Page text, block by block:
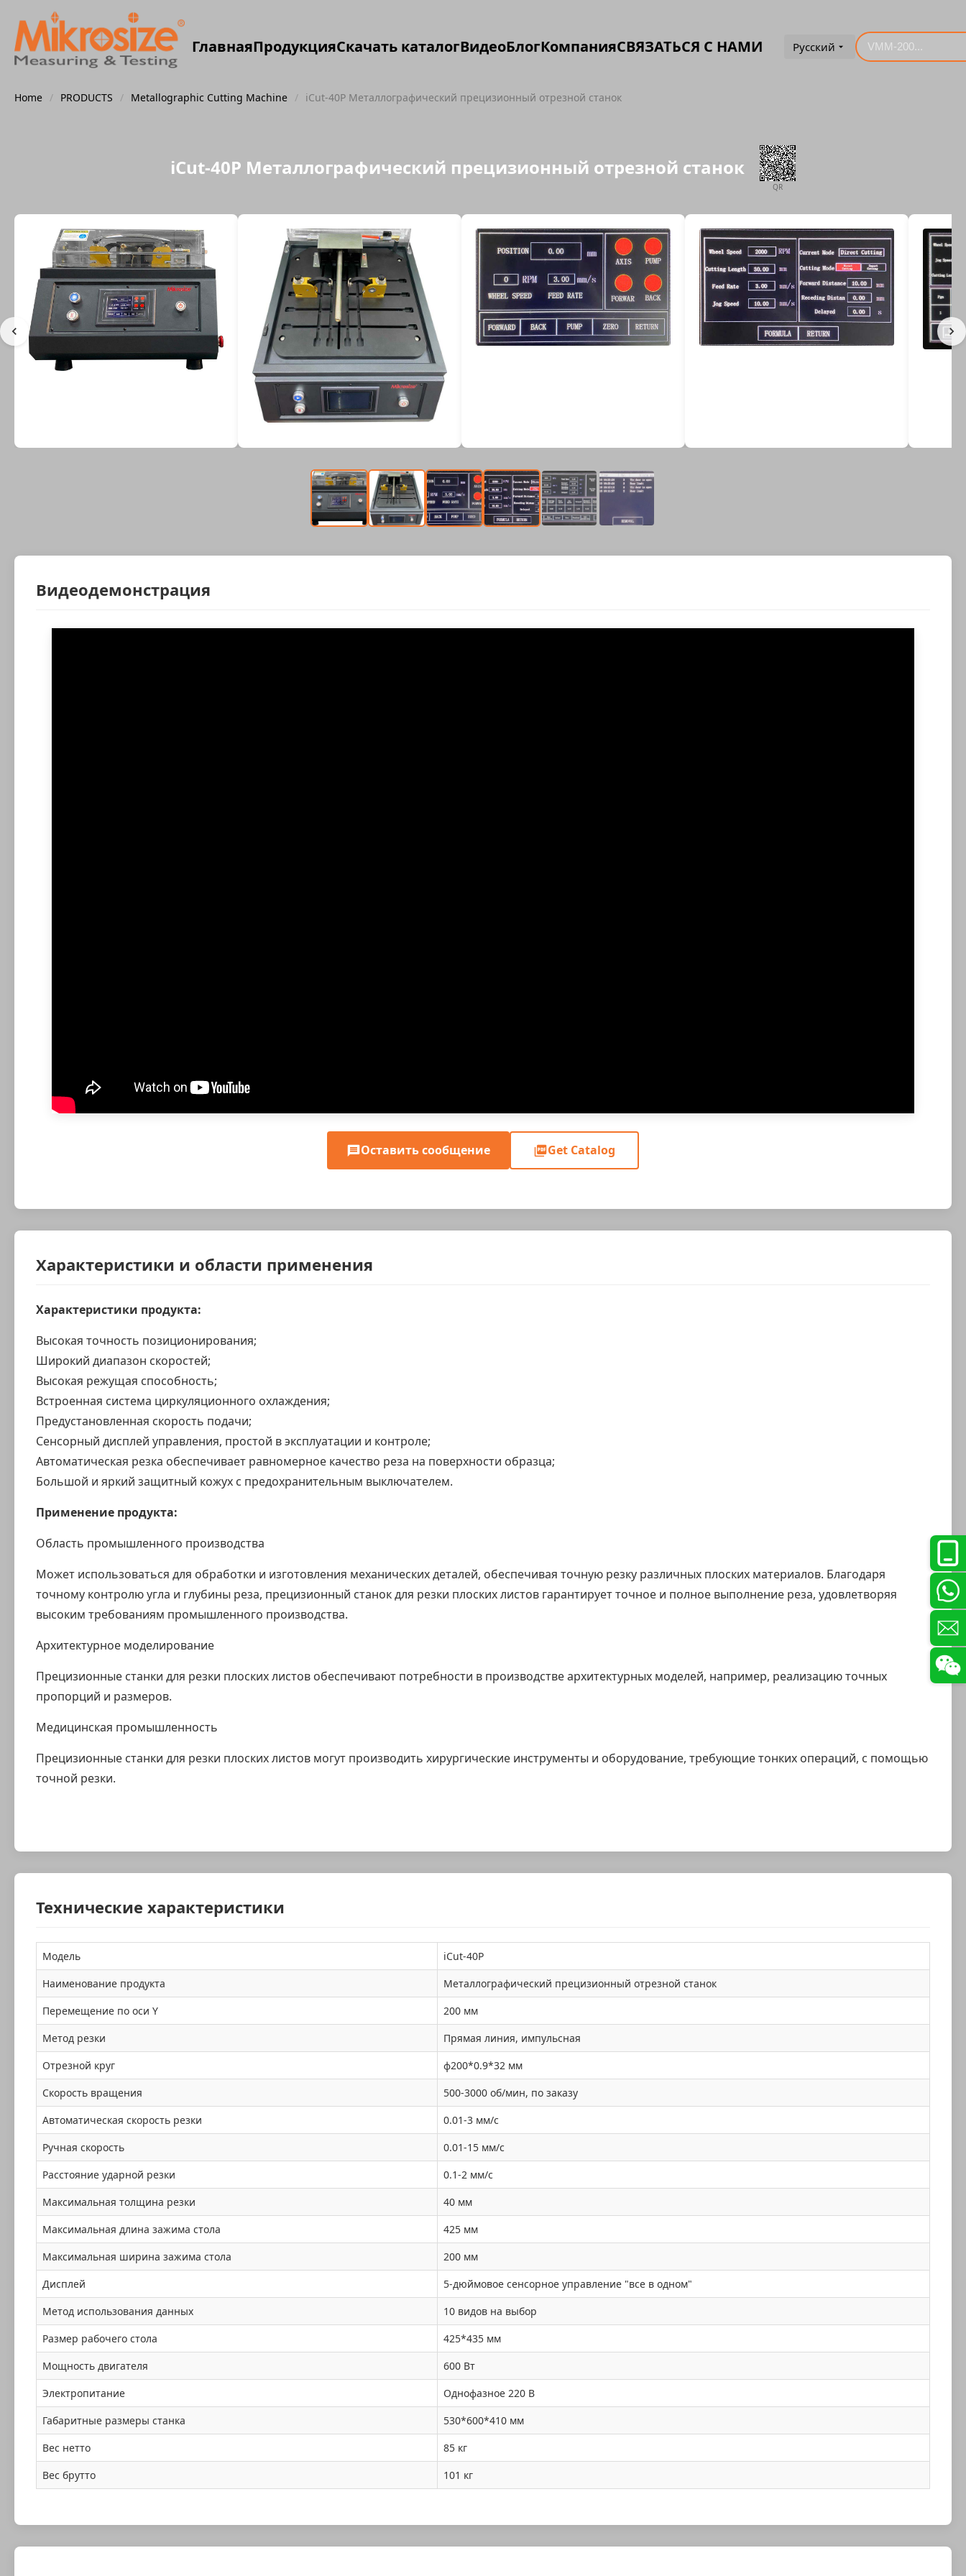
ГлавнаяПродукцияСкачать каталогВидеоБлогКомпанияСВЯЗАТЬСЯ С НАМИ Русский
Home / PRODUCTS / Metallographic Cutting Machine / iCut-40P Металлографический прецизионный отрезной станок
iCut-40P Металлографический прецизионный отрезной станок
QR
Видеодемонстрация
Оставить сообщение Get Catalog
Характеристики и области применения
Характеристики продукта:
Высокая точность позиционирования;
Широкий диапазон скоростей;
Высокая режущая способность;
Встроенная система циркуляционного охлаждения;
Предустановленная скорость подачи;
Сенсорный дисплей управления, простой в эксплуатации и контроле;
Автоматическая резка обеспечивает равномерное качество реза на поверхности образца;
Большой и яркий защитный кожух с предохранительным выключателем.
Применение продукта:
Область промышленного производства
Может использоваться для обработки и изготовления механических деталей, обеспечивая точную резку различных плоских материалов. Благодаря
точному контролю угла и глубины реза, прецизионный станок для резки плоских листов гарантирует точное и полное выполнение реза, удовлетворяя
высоким требованиям промышленного производства.
Архитектурное моделирование
Прецизионные станки для резки плоских листов обеспечивают потребности в производстве архитектурных моделей, например, реализацию точных
пропорций и размеров.
Медицинская промышленность
Прецизионные станки для резки плоских листов могут производить хирургические инструменты и оборудование, требующие тонких операций, с помощью
точной резки.
Технические характеристики
Модель
iCut-40P
Наименование продукта
Металлографический прецизионный отрезной станок
Перемещение по оси Y
200 мм
Метод резки
Прямая линия, импульсная
Отрезной круг
ф200*0.9*32 мм
Скорость вращения
500-3000 об/мин, по заказу
Автоматическая скорость резки
0.01-3 мм/с
Ручная скорость
0.01-15 мм/с
Расстояние ударной резки
0.1-2 мм/с
Максимальная толщина резки
40 мм
Максимальная длина зажима стола
425 мм
Максимальная ширина зажима стола
200 мм
Дисплей
5-дюймовое сенсорное управление "все в одном"
Метод использования данных
10 видов на выбор
Размер рабочего стола
425*435 мм
Мощность двигателя
600 Вт
Электропитание
Однофазное 220 В
Габаритные размеры станка
530*600*410 мм
Вес нетто
85 кг
Вес брутто
101 кг